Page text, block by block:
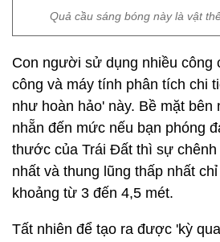
Quả cầu sáng bóng này là vật
Con người sử dụng nhiều công
công và máy tính phân tích chi
như hoàn hảo' này. Bề mặt bên
nhẵn đến mức nếu bạn phóng
thước của Trái Đất thì sự
nhất và thung lũng thấp nhất
khoảng từ 3 đến 4,5 mét.
Tất nhiên để tạo ra được 'kỳ